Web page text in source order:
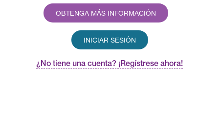
OBTENGA MÁS INFORMACIÓN
INICIAR SESIÓN
¿No tiene una cuenta? ¡Regístrese ahora!